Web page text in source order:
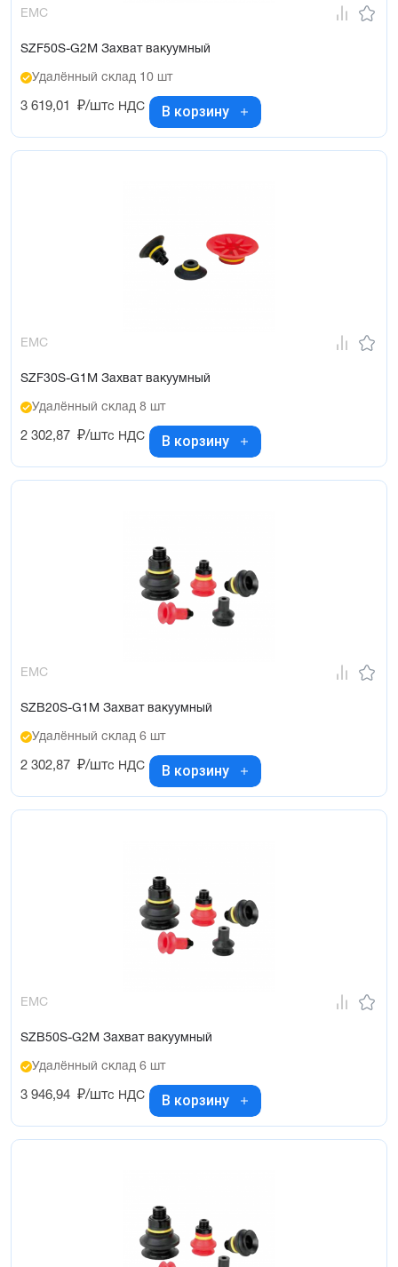
EMC
SZF50S-G2M Захват вакуумный
Удалённый склад 10 шт
3 619,01 ₽/штс НДС В корзину
EMC
SZF30S-G1M Захват вакуумный
Удалённый склад 8 шт
2 302,87 ₽/штс НДС В корзину
EMC
SZB20S-G1M Захват вакуумный
Удалённый склад 6 шт
2 302,87 ₽/штс НДС В корзину
EMC
SZB50S-G2M Захват вакуумный
Удалённый склад 6 шт
3 946,94 ₽/штс НДС В корзину